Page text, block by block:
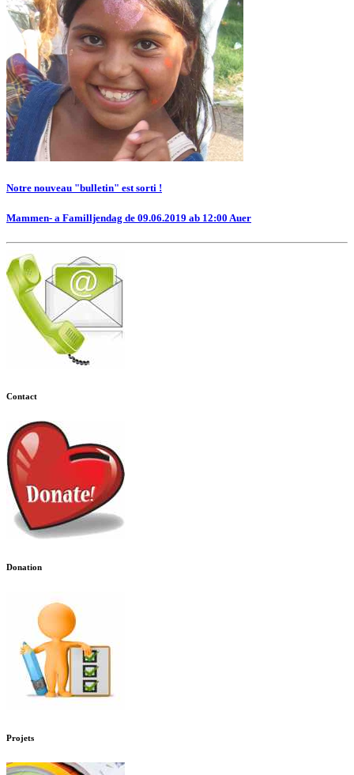
Notre nouveau "bulletin" est sorti !
Mammen- a Familljendag de 09.06.2019 ab 12:00 Auer
Contact
Donation
Projets